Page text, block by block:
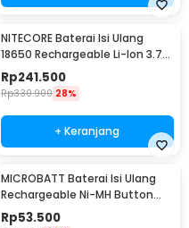
NITECORE Baterai Isi Ulang
18650 Rechargeable Li-Ion 3.7V
3400mAh 1PCS - NL1834
Rp241.500
Rp330.900 28%
+ Keranjang
MICROBATT Baterai Isi Ulang
Rechargeable Ni-MH Button
Top 1.2V AA-1000mAh
Rp53.500